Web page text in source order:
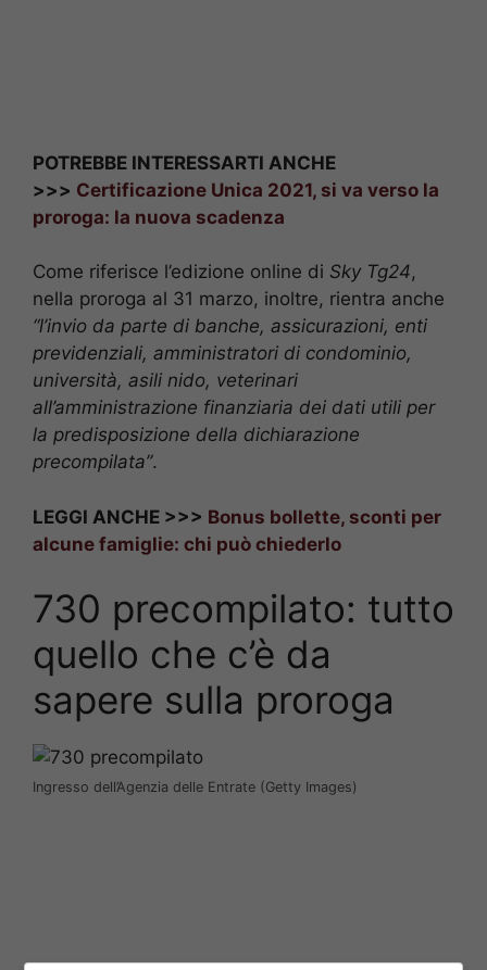
POTREBBE INTERESSARTI ANCHE
>>> Certificazione Unica 2021, si va verso la
proroga: la nuova scadenza
Come riferisce l’edizione online di Sky Tg24,
nella proroga al 31 marzo, inoltre, rientra anche
“l’invio da parte di banche, assicurazioni, enti
previdenziali, amministratori di condominio,
università, asili nido, veterinari
all’amministrazione finanziaria dei dati utili per
la predisposizione della dichiarazione
precompilata”.
LEGGI ANCHE >>> Bonus bollette, sconti per
alcune famiglie: chi può chiederlo
730 precompilato: tutto
quello che c’è da
sapere sulla proroga
Ingresso dell’Agenzia delle Entrate (Getty Images)